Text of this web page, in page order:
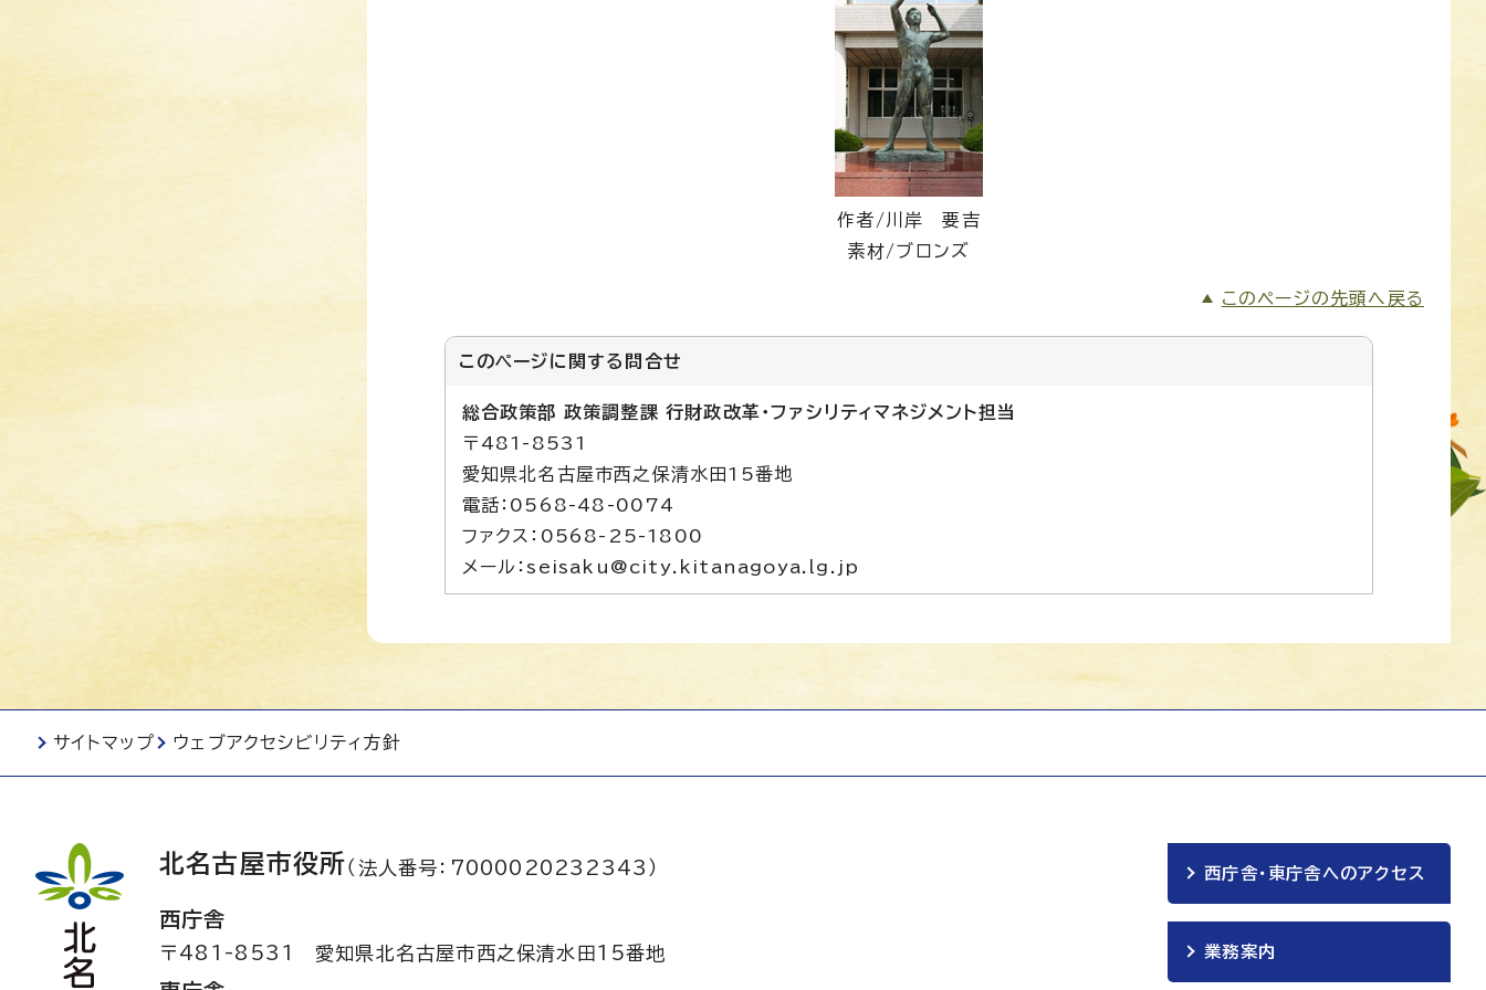
作者/川岸 要吉
素材/ブロンズ
このページの先頭へ戻る
このページに関する 問合せ
総合政策部 政策調整課 行財政改革・ファシリティマネジメント担当
〒481-8531
愛知県北名古屋市西之保清水田15番地
電話：0568-48-0074
ファクス：0568-25-1800
メール：seisaku@city.kitanagoya.lg.jp
サイトマップ ウェブアクセシビリティ方針
北名古屋市役所（法人番号：7000020232343）
西庁舎
〒481-8531 愛知県北名古屋市西之保清水田15番地
西庁舎・東庁舎へのアクセス
業務案内